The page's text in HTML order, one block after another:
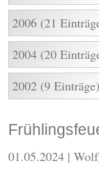
2006 (21
2004 (20
2002 (9 Einträge)
01.05.2024 |